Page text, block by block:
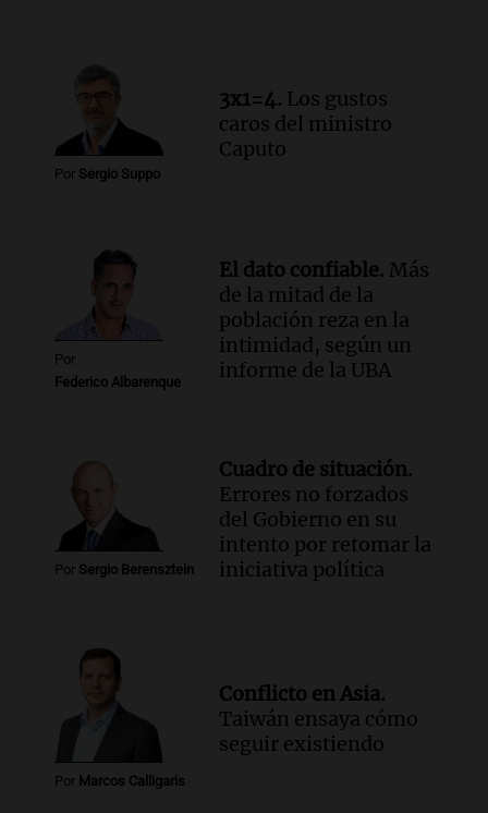
Episodios
Por Sergio Suppo
3x1=4. Los gustos
caros del ministro
Caputo
Por
Federico Albarenque
El dato confiable. Más
de la mitad de la
población reza en la
intimidad, según un
informe de la UBA
Por Sergio Berensztein
Cuadro de situación.
Errores no forzados
del Gobierno en su
intento por retomar la
iniciativa política
Por Marcos Calligaris
Conflicto en Asia.
Taiwán ensaya cómo
seguir existiendo